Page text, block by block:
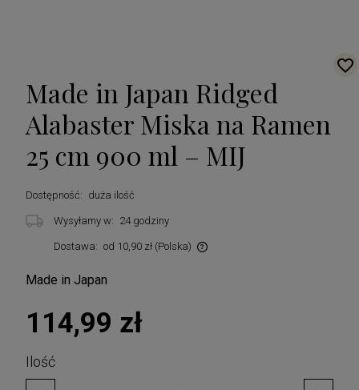
Made in Japan Ridged
Alabaster Miska na Ramen
25 cm 900 ml – MIJ
Dostępność: duża ilość
Wysyłamy w: 24 godziny
Dostawa: od 10,90 zł (Polska)
Made in Japan
114,99 zł